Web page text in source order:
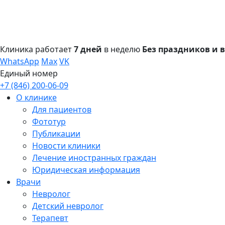
Клиника работает7 дней в неделю Без праздников и
WhatsApp MaxVK
Единый номер
+7 (846) 200-06-09
О клинике
Для пациентов
Фототур
Публикации
Новости клиники
Лечение иностранных граждан
Юридическая информация
Врачи
Невролог
Детский невролог
Терапевт